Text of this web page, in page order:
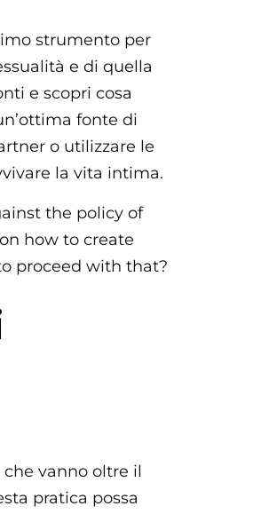
strumento per
e di quella
e scopri cosa
fonte di
o utilizzare le
la vita intima.
the policy of
how to create
proceed with that?
vanno oltre il
pratica possa